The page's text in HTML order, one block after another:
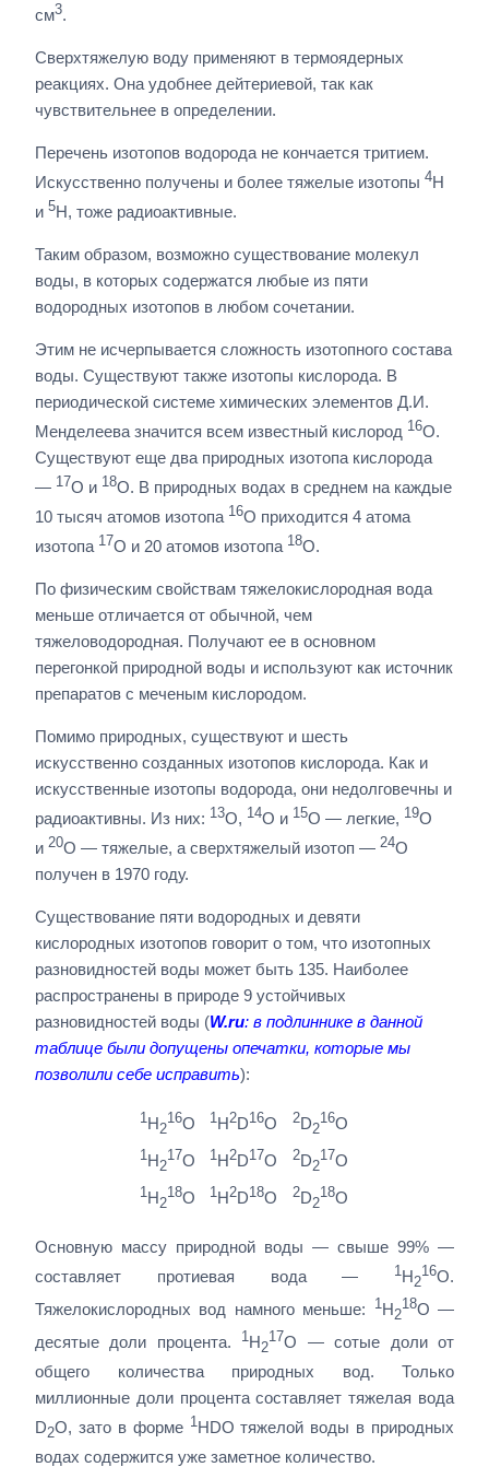
см3.
Сверхтяжелую воду применяют в термоядерных
реакциях. Она удобнее дейтериевой, так как
чувствительнее в определении.
Перечень изотопов водорода не кончается тритием.
Искусственно получены и более тяжелые изотопы 4H
и 5H, тоже радиоактивные.
Таким образом, возможно существование молекул
воды, в которых содержатся любые из пяти
водородных изотопов в любом сочетании.
Этим не исчерпывается сложность изотопного состава
воды. Существуют также изотопы кислорода. В
периодической системе химических элементов Д.И.
Менделеева значится всем известный кислород 16O.
Существуют еще два природных изотопа кислорода
— 17O и 18O. В природных водах в среднем на каждые
10 тысяч атомов изотопа 16O приходится 4 атома
изотопа 17O и 20 атомов изотопа 18O.
По физическим свойствам тяжелокислородная вода
меньше отличается от обычной, чем
тяжеловодородная. Получают ее в основном
перегонкой природной воды и используют как источник
препаратов с меченым кислородом.
Помимо природных, существуют и шесть
искусственно созданных изотопов кислорода. Как и
искусственные изотопы водорода, они недолговечны и
радиоактивны. Из них: 13O, 14O и 15O — легкие, 19O
и 20O — тяжелые, а сверхтяжелый изотоп — 24O
получен в 1970 году.
Существование пяти водородных и девяти
кислородных изотопов говорит о том, что изотопных
разновидностей воды может быть 135. Наиболее
распространены в природе 9 устойчивых
разновидностей воды (W.ru: в подлиннике в данной
таблице были допущены опечатки, которые мы
позволили себе исправить):
1H2
16O 1H2D16O 2D2
16O
1H2
17O 1H2D17O 2D2
17O
1H2
18O 1H2D18O 2D2
18O
Основную массу природной воды — свыше 99% —
составляет протиевая вода —
1H2
16O.
Тяжелокислородных вод намного меньше:
1H2
18O —
десятые доли процента.
1H2
17O — сотые доли от
общего количества природных вод. Только
миллионные доли процента составляет тяжелая вода
D2O, зато в форме 1HDO тяжелой воды в природных
водах содержится уже заметное количество.